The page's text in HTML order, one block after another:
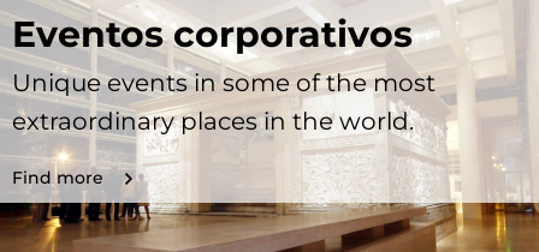
Eventos corporativos
Unique events in some of the most
extraordinary places in the world.
Find more